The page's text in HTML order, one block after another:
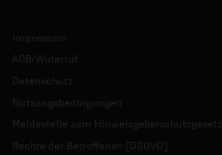
Impressum
AGB/Widerruf
Datenschutz
Nutzungsbedingungen
Meldestelle zum Hinweisgeberschutzgesetz
Rechte der Betroffenen (DSGVO)